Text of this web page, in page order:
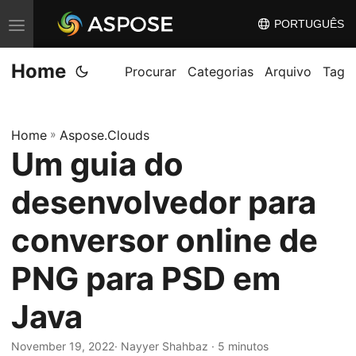
A
l
t
n
n
v
e
g
ç
PORTUGUÊS
Home Procurar Categorias Arquivo Tag
Home » Aspose.Clouds
Um guia do
desenvolvedor para
conversor online de
PNG para PSD em
Java
November 19, 2022· Nayyer Shahbaz · 5 minutos